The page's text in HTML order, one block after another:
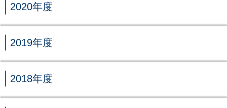
2020年度
2019年度
2018年度